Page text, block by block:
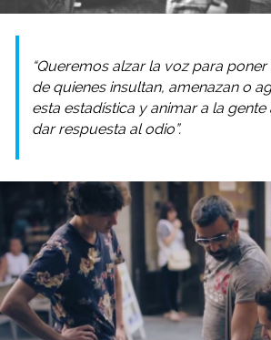
“Queremos alzar la voz para
de quienes insultan, amenazan o
esta estadística y animar a la
dar respuesta al odio”.